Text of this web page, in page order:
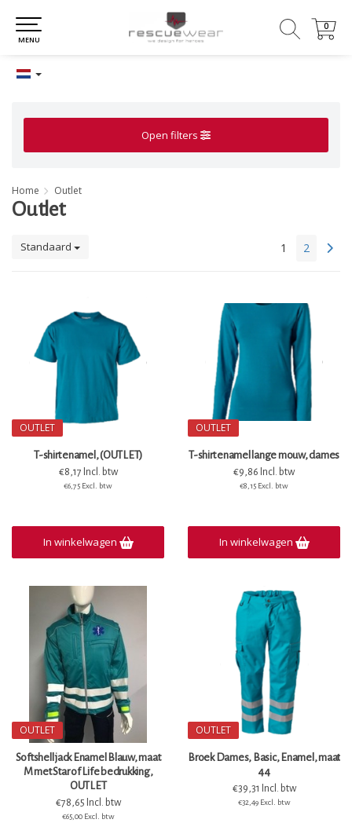
0
0
MENU
Open filters
Home Outlet
Outlet
Standaard 1 2
OUTLET
T-shirt enamel, (OUTLET)
€8,17 Incl. btw
€6,75 Excl. btw
In winkelwagen
OUTLET
T-shirt enamel lange mouw, dames
€9,86 Incl. btw
€8,15 Excl. btw
In winkelwagen
OUTLET
Softshell jack Enamel Blauw, maat
M met Star of Life bedrukking,
OUTLET
€78,65 Incl. btw
€65,00 Excl. btw
OUTLET
Broek Dames, Basic, Enamel, maat
44
€39,31 Incl. btw
€32,49 Excl. btw